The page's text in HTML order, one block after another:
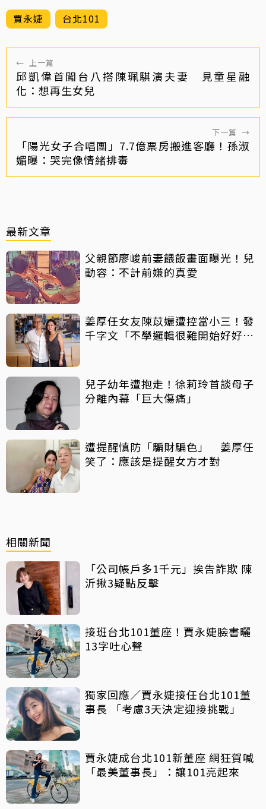
賈永婕 台北101
← 上一篇
邱凱偉首闖台八搭陳珮騏演夫妻 見童星融
化：想再生女兒
下一篇 →
「陽光女子合唱團」7.7億票房搬進客廳！孫淑
媚曝：哭完像情緒排毒
最新文章
父親節廖峻前妻餵飯畫面曝光！兒
動容：不計前嫌的真愛
姜厚任女友陳苡孋遭控當小三！發
千字文「不學邏輯很難開始好好
兒子幼年遭抱走！徐莉玲首談母子
分離內幕「巨大傷痛」
遭提醒慎防「騙財騙色」 姜厚任
笑了：應該是提醒女方才對
相關新聞
「公司帳戶多1千元」挨告詐欺 陳
沂揪3疑點反擊
接班台北101董座！賈永婕臉書曬
13字吐心聲
獨家回應／賈永婕接任台北101董
事長 「考慮3天決定迎接挑戰」
賈永婕成台北101新董座 網狂賀喊
「最美董事長」：讓101亮起來